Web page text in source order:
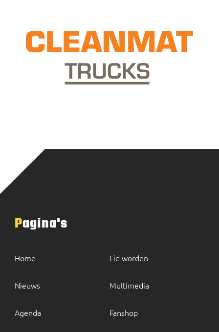
Pagina's
Home
Nieuws
Agenda
Lid worden
Multimedia
Fanshop